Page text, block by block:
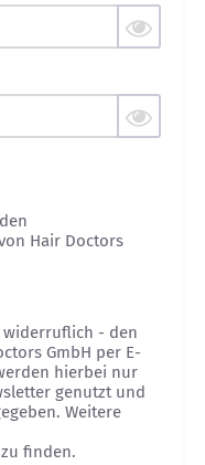
Hair Doctors
widerruflich - den
GmbH per E-
hierbei nur
genutzt und
Weitere
zu finden.